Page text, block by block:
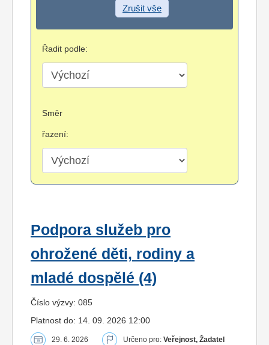
Zrušit vše
Řadit podle:
Směr
řazení:
Podpora služeb pro
ohrožené děti, rodiny a
mladé dospělé (4)
Číslo výzvy: 085
Platnost do: 14. 09. 2026 12:00
29. 6. 2026 Určeno pro: Veřejnost, Žadatel